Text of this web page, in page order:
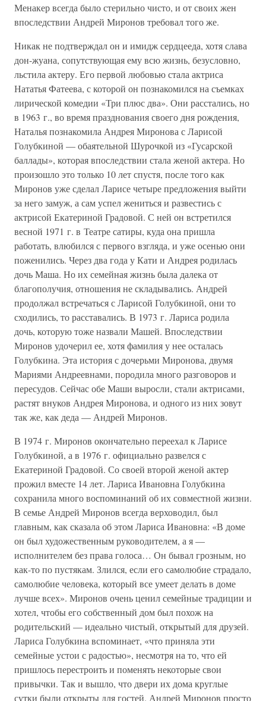
Менакер всегда было стерильно чисто, и от своих жен
впоследствии Андрей Миронов требовал того же.
Никак не подтверждал он и имидж сердцееда, хотя слава
дон-жуана, сопутствующая ему всю жизнь, безусловно,
льстила актеру. Его первой любовью стала актриса
Нататья Фатеева, с которой он познакомился на съемках
лирической комедии «Три плюс два». Они расстались, но
в 1963 г., во время празднования своего дня рождения,
Наталья познакомила Андрея Миронова с Ларисой
Голубкиной — обаятельной Шурочкой из «Гусарской
баллады», которая впоследствии стала женой актера. Но
произошло это только 10 лет спустя, после того как
Миронов уже сделал Ларисе четыре предложения выйти
за него замуж, а сам успел жениться и развестись с
актрисой Екатериной Градовой. С ней он встретился
весной 1971 г. в Театре сатиры, куда она пришла
работать, влюбился с первого взгляда, и уже осенью они
поженились. Через два года у Кати и Андрея родилась
дочь Маша. Но их семейная жизнь была далека от
благополучия, отношения не складывались. Андрей
продолжал встречаться с Ларисой Голубкиной, они то
сходились, то расставались. В 1973 г. Лариса родила
дочь, которую тоже назвали Машей. Впоследствии
Миронов удочерил ее, хотя фамилия у нее осталась
Голубкина. Эта история с дочерьми Миронова, двумя
Мариями Андреевнами, породила много разговоров и
пересудов. Сейчас обе Маши выросли, стали актрисами,
растят внуков Андрея Миронова, и одного из них зовут
так же, как деда — Андрей Миронов.
В 1974 г. Миронов окончательно переехал к Ларисе
Голубкиной, а в 1976 г. официально развелся с
Екатериной Градовой. Со своей второй женой актер
прожил вместе 14 лет. Лариса Ивановна Голубкина
сохранила много воспоминаний об их совместной жизни.
В семье Андрей Миронов всегда верховодил, был
главным, как сказала об этом Лариса Ивановна: «В доме
он был художественным руководителем, а я —
исполнителем без права голоса… Он бывал грозным, но
как-то по пустякам. Злился, если его самолюбие страдало,
самолюбие человека, который все умеет делать в доме
лучше всех». Миронов очень ценил семейные традиции и
хотел, чтобы его собственный дом был похож на
родительский — идеально чистый, открытый для друзей.
Лариса Голубкина вспоминает, «что приняла эти
семейные устои с радостью», несмотря на то, что ей
пришлось перестроить и поменять некоторые свои
привычки. Так и вышло, что двери их дома круглые
сутки были открыты для гостей. Андрей Миронов просто